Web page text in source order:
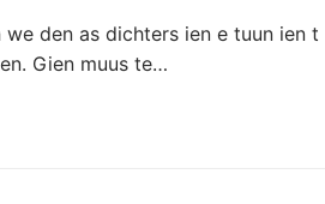
den as dichters ien e tuun ien
Gien muus te…